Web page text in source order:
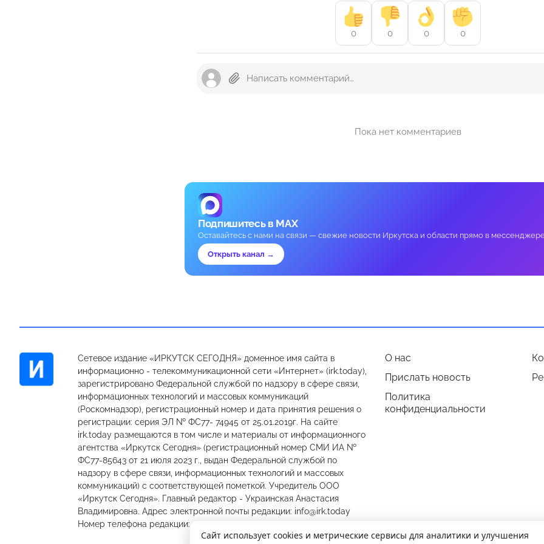
0 0 0 0
Пока нет комментариев
Подпишитесь в MAX
Оставайтесь с нами на связи — свежие новости Иркутска и области прямо в
Открыть канал →
Сетевое издание «ИРКУТСК СЕГОДНЯ» доменное имя сайта в
информационно - телекоммуникационной сети «Интернет» (irk.today),
зарегистрировано Федеральной службой по надзору в сфере связи,
информационных технологий и массовых коммуникаций
(Роскомнадзор), регистрационный номер и дата принятия решения о
регистрации: серия ЭЛ № ФС77- 74945 от 25.01.2019г. На сайте
irk.today размещаются в том числе и материалы от информационного
агентства «Иркутск Сегодня» (регистрационный номер СМИ ИА №
ФС77-85643 от 21 июля 2023 г., выдан Федеральной службой по
надзору в сфере связи, информационных технологий и массовых
коммуникаций) с соответствующей пометкой. Учредитель ООО
«Иркутск Сегодня». Главный редактор - Украинская Анастасия
Владимировна. Адрес электронной почты редакции: info@irk.today
Номер телефона редакции: 89501301335, 89148774487
О нас
Прислать новость
Политика
конфиденциальности
Сайт использует cookies и метрические сервисы для аналитики и улучшения